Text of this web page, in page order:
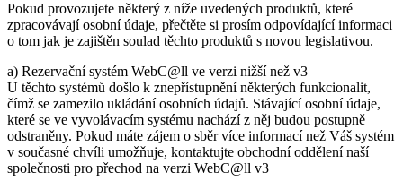
Pokud provozujete některý z níže uvedených produktů, které
zpracovávají osobní údaje, přečtěte si prosím odpovídající informaci
o tom jak je zajištěn soulad těchto produktů s novou legislativou.
a) Rezervační systém WebC@ll ve verzi nižší než v3
U těchto systémů došlo k znepřístupnění některých funkcionalit,
čímž se zamezilo ukládání osobních údajů. Stávající osobní údaje,
které se ve vyvolávacím systému nachází z něj budou postupně
odstraněny. Pokud máte zájem o sběr více informací než Váš systém
v současné chvíli umožňuje, kontaktujte obchodní oddělení naší
společnosti pro přechod na verzi WebC@ll v3